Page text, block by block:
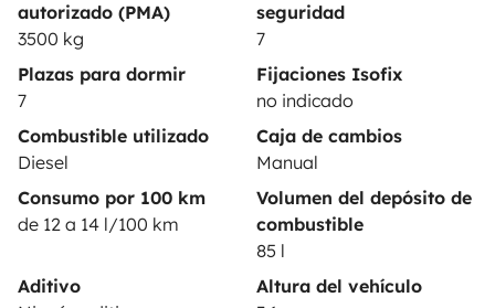
autorizado (PMA)
3500 kg
seguridad
7
Plazas para dormir
7
Fijaciones Isofix
no indicado
Combustible utilizado
Diesel
Caja de cambios
Manual
Consumo por 100 km
de 12 a 14 l/100 km
Volumen del depósito de
combustible
85 l
Aditivo
Altura del vehículo
Ayuda propietario
Medios de pago seguros Pago en varios plazos
Descargar en
Disponible en
Google Play